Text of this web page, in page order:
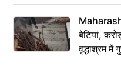
बेटियां,
वृद्धाश्रम
कहा– अंतिम